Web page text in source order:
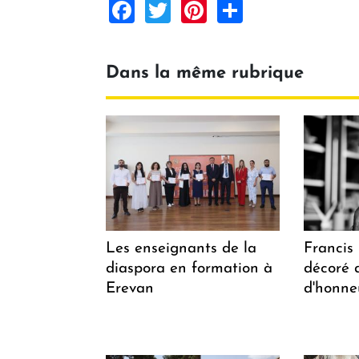
Facebook
TwitterPinterest
Dans la même rubrique
Les enseignants de la
diaspora en formation à
Erevan
décoré